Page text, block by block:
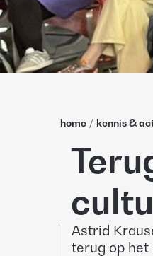
home / kennis &
Astrid
terug op het